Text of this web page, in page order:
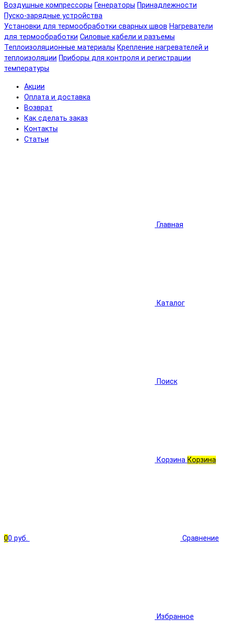
Воздушные компрессоры Генераторы Принадлежности
Пуско-зарядные устройства
Установки для термообработки сварных швов Нагреватели
для термообработки Силовые кабели и разъемы
Теплоизоляционные материалы Крепление нагревателей и
теплоизоляции Приборы для контроля и регистрации
температуры
Акции
Оплата и доставка
Возврат
Как сделать заказ
Контакты
Статьи
Главная
Каталог
Поиск
Корзина Корзина
00 руб. Сравнение
Избранное